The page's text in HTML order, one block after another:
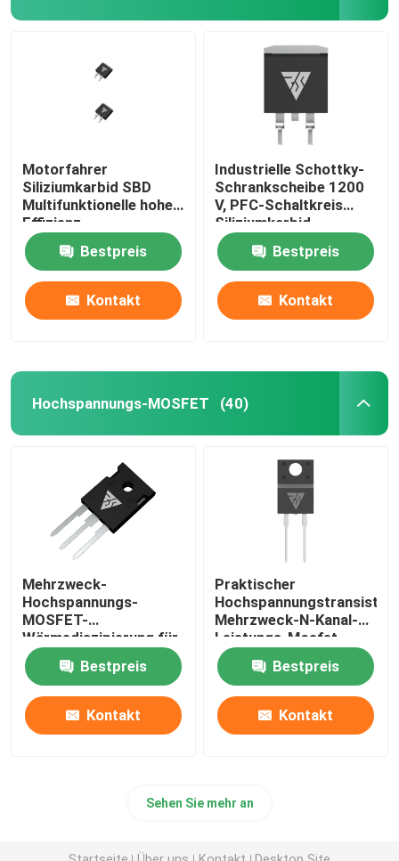
Motorfahrer
Siliziumkarbid SBD
Multifunktionelle hohe
Effizienz
Bestpreis
Kontakt
Industrielle Schottky-
Schrankscheibe 1200
V, PFC-Schaltkreis
Siliziumkarbid-
Rectifier
Bestpreis
Kontakt
Hochspannungs-MOSFET (40)
Mehrzweck-
Hochspannungs-
MOSFET-
Wärmediszipierung für
LED-Treiber
Bestpreis
Kontakt
Praktischer
Hochspannungstransistor,
Mehrzweck-N-Kanal-
Leistungs-Mosfet
Bestpreis
Kontakt
Sehen Sie mehr an